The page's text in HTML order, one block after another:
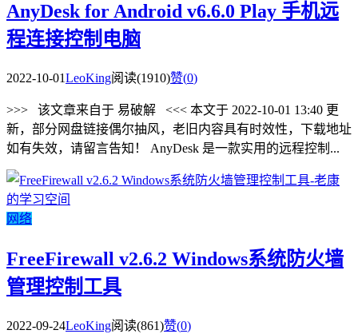
AnyDesk for Android v6.6.0 Play 手机远
程连接控制电脑
2022-10-01LeoKing阅读(1910)赞(0)
>>> 该文章来自于 易破解 <<< 本文于 2022-10-01 13:40 更
新，部分网盘链接偶尔抽风，老旧内容具有时效性，下载地址
如有失效，请留言告知！ AnyDesk 是一款实用的远程控制...
网络
FreeFirewall v2.6.2 Windows系统防火墙
管理控制工具
2022-09-24LeoKing阅读(861)赞(0)